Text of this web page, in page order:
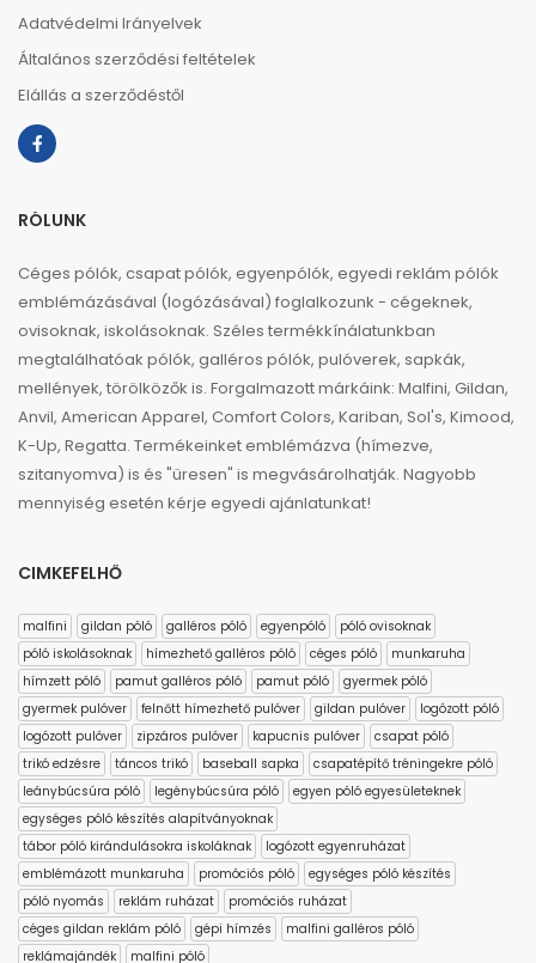
Adatvédelmi Irányelvek
Általános szerződési feltételek
Elállás a szerződéstől
RÓLUNK
Céges pólók, csapat pólók, egyenpólók, egyedi reklám pólók
emblémázásával (logózásával) foglalkozunk - cégeknek,
ovisoknak, iskolásoknak. Széles termékkínálatunkban
megtalálhatóak pólók, galléros pólók, pulóverek, sapkák,
mellények, törölközők is. Forgalmazott márkáink: Malfini, Gildan,
Anvil, American Apparel, Comfort Colors, Kariban, Sol's, Kimood,
K-Up, Regatta. Termékeinket emblémázva (hímezve,
szitanyomva) is és "üresen" is megvásárolhatják. Nagyobb
mennyiség esetén kérje egyedi ajánlatunkat!
CIMKEFELHŐ
malfini gildan póló galléros póló egyenpóló
póló ovisoknak
póló iskolásoknak
hímezhető galléros póló céges póló
munkaruha
hímzett póló
pamut galléros póló pamut póló
gyermek póló
gyermek pulóver
felnőtt hímezhető pulóver gildan pulóver
logózott póló
logózott pulóver
zipzáros pulóver kapucnis pulóver
csapat póló
trikó edzésre
táncos trikó baseball sapka
csapatépítő tréningekre póló
leánybúcsúra póló
legénybúcsúra póló
egyen póló egyesületeknek
egységes póló készítés alapítványoknak
tábor póló kirándulásokra iskoláknak
logózott egyenruházat
emblémázott munkaruha
promóciós póló
egységes póló készítés
póló nyomás
reklám ruházat
promóciós ruházat
céges gildan reklám póló
gépi hímzés
malfini galléros póló
reklámajándék
malfini póló